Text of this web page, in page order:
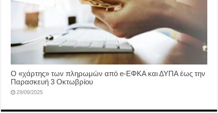
Ο «χάρτης» των πληρωμών από e-ΕΦΚΑ και ΔΥΠΑ έως την
Παρασκευή 3 Οκτωβρίου
29/09/2025